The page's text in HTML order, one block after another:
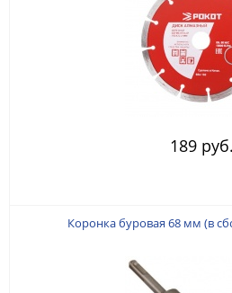
189 руб.
Коронка буровая 68 мм (в